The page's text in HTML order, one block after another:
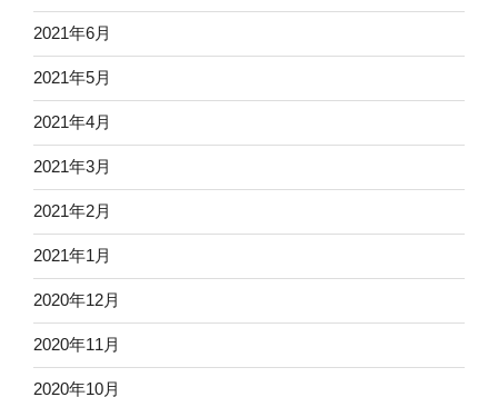
2021年6月
2021年5月
2021年4月
2021年3月
2021年2月
2021年1月
2020年12月
2020年11月
2020年10月